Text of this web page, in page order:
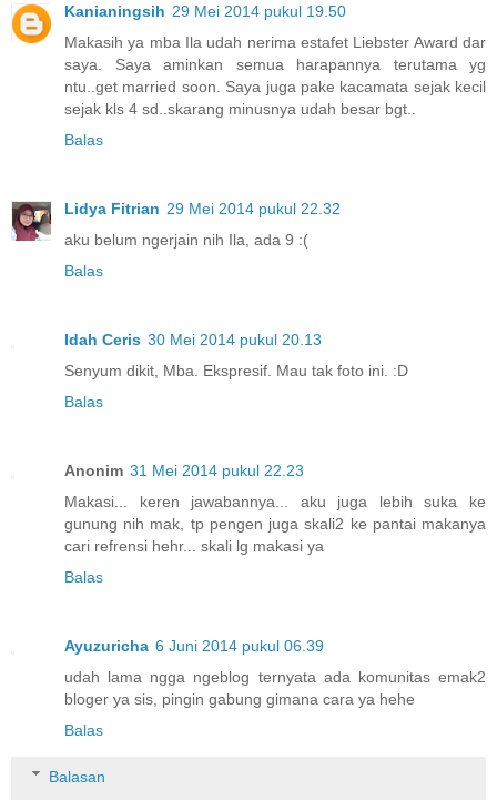
Kanianingsih 29 Mei 2014 pukul 19.50
Makasih ya mba Ila udah nerima estafet Liebster Award dar
saya. Saya aminkan semua harapannya terutama yg
ntu..get married soon. Saya juga pake kacamata sejak kecil
sejak kls 4 sd..skarang minusnya udah besar bgt..
Balas
Lidya Fitrian 29 Mei 2014 pukul 22.32
aku belum ngerjain nih Ila, ada 9 :(
Balas
Idah Ceris 30 Mei 2014 pukul 20.13
Senyum dikit, Mba. Ekspresif. Mau tak foto ini. :D
Balas
Anonim 31 Mei 2014 pukul 22.23
Makasi... keren jawabannya... aku juga lebih suka ke
gunung nih mak, tp pengen juga skali2 ke pantai makanya
cari refrensi hehr... skali lg makasi ya
Balas
Ayuzuricha 6 Juni 2014 pukul 06.39
udah lama ngga ngeblog ternyata ada komunitas emak2
bloger ya sis, pingin gabung gimana cara ya hehe
Balas
Balasan